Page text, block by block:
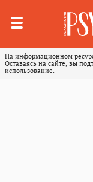
На информационном
Оставаясь на сайте, вы
использование.